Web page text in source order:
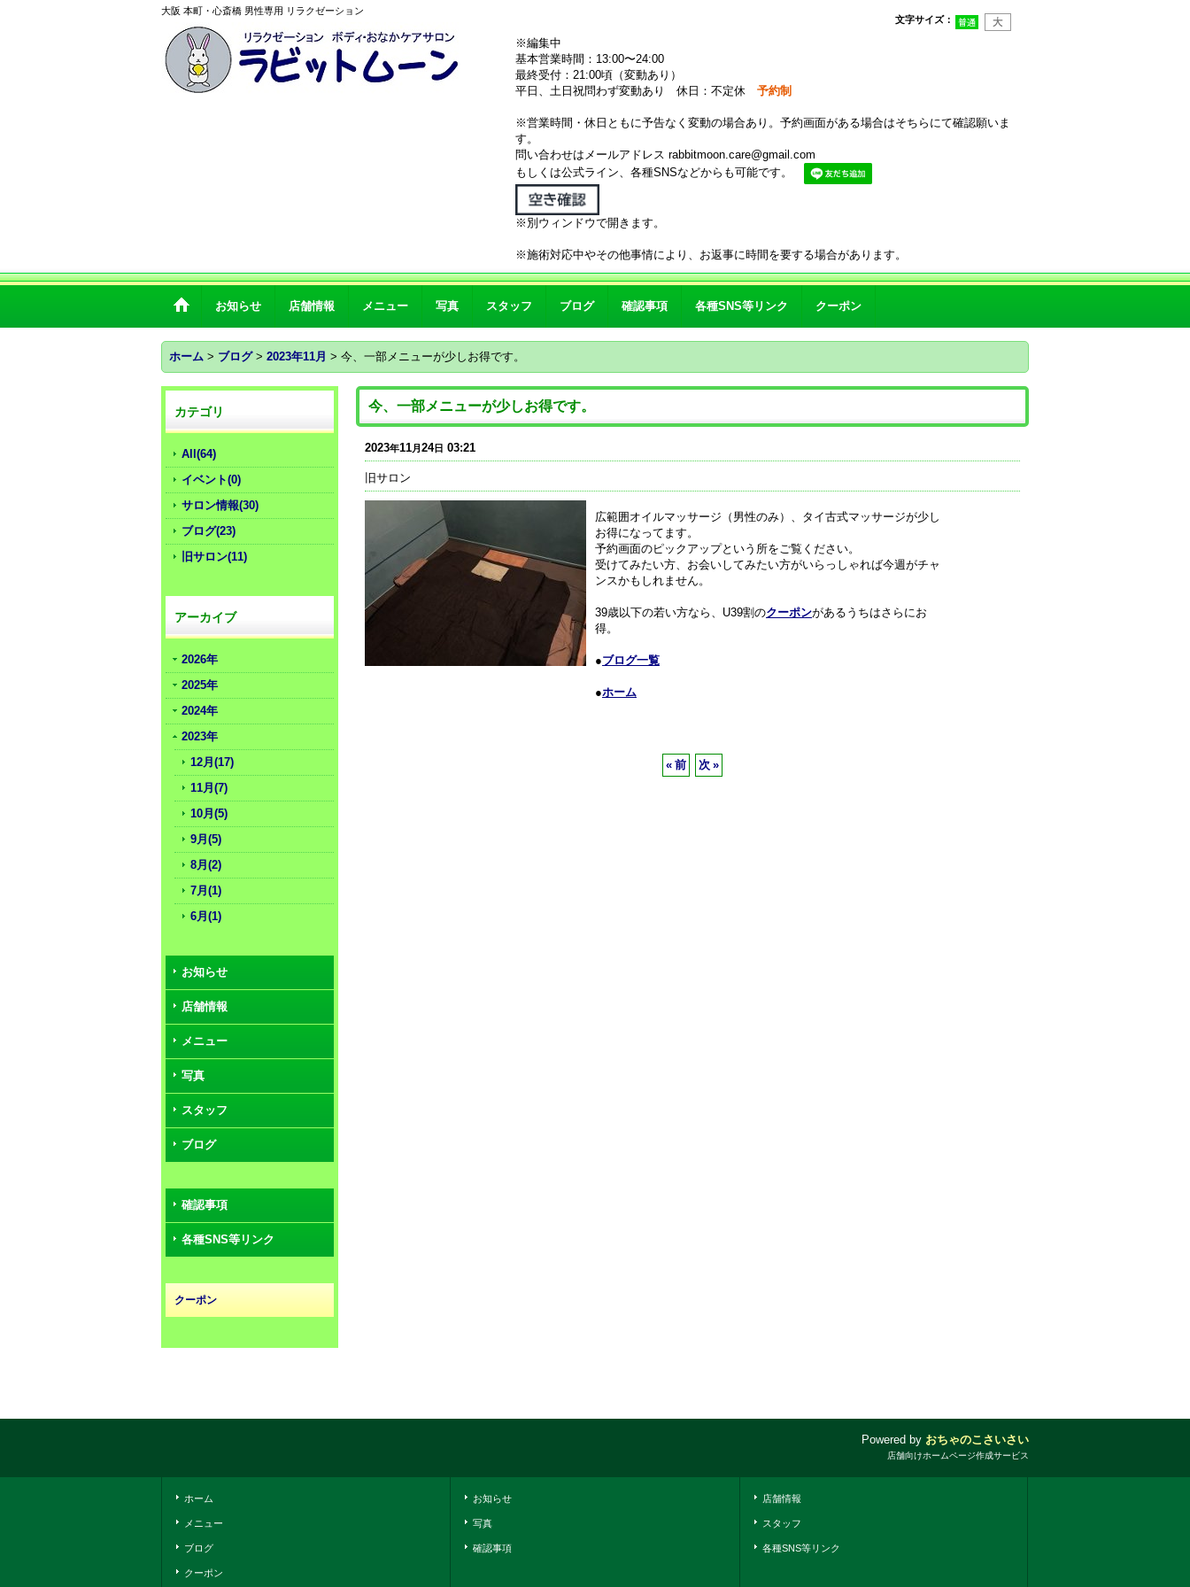
大阪 本町・心斎橋 男性専用 リラクゼーション
文字サイズ：
※編集中
基本営業時間：13:00〜24:00
最終受付：21:00頃（変動あり）
平日、土日祝問わず変動あり 休日：不定休 予約制
※営業時間・休日ともに予告なく変動の場合あり。予約画面がある場合はそちらにて確認願いま
す。
問い合わせはメールアドレス rabbitmoon.care@gmail.com
もしくは公式ライン、各種SNSなどからも可能です。
※別ウィンドウで開きます。
※施術対応中やその他事情により、お返事に時間を要する場合があります。
お知らせ 店舗情報 メニュー 写真 スタッフ ブログ 確認事項 各種SNS等リンク クーポン
ホーム > ブログ > 2023年11月 > 今、一部メニューが少しお得です。
カテゴリ
All(64)
イベント(0)
サロン情報(30)
ブログ(23)
旧サロン(11)
アーカイブ
2026年
2025年
2024年
2023年
12月(17)
11月(7)
10月(5)
9月(5)
8月(2)
7月(1)
6月(1)
お知らせ
店舗情報
メニュー
写真
スタッフ
ブログ
確認事項
各種SNS等リンク
クーポン
今、一部メニューが少しお得です。
2023年11月24日 03:21
旧サロン
広範囲オイルマッサージ（男性のみ）、タイ古式マッサージが少し
お得になってます。
予約画面のピックアップという所をご覧ください。
受けてみたい方、お会いしてみたい方がいらっしゃれば今週がチャ
ンスかもしれません。
39歳以下の若い方なら、U39割のクーポンがあるうちはさらにお
得。
●ブログ一覧
●ホーム
« 前 次 »
Powered by おちゃのこさいさい
店舗向けホームページ作成サービス
ホーム
メニュー
ブログ
クーポン
お知らせ
写真
確認事項
店舗情報
スタッフ
各種SNS等リンク